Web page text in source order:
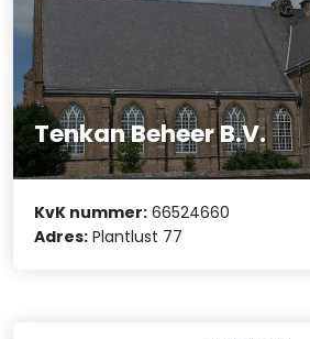
Tenkan Beheer B.V.
KvK nummer: 66524660
Adres: Plantlust 77